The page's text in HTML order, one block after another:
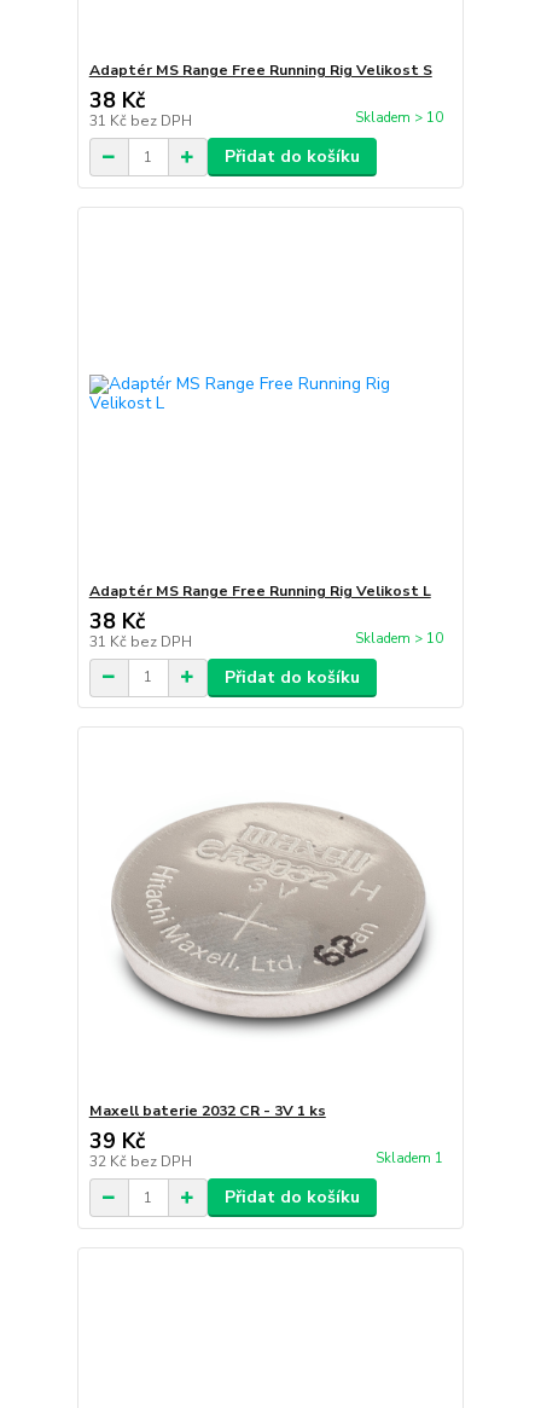
Adaptér MS Range Free Running Rig Velikost S
38 Kč
31 Kč bez DPH Skladem > 10
Přidat do košíku
Adaptér MS Range Free Running Rig Velikost L
38 Kč
31 Kč bez DPH Skladem > 10
Přidat do košíku
Maxell baterie 2032 CR - 3V 1 ks
39 Kč
32 Kč bez DPH Skladem 1
Přidat do košíku